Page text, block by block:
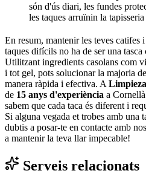
són d'ús diari, les fundes
les taques arruïnin la
En resum, mantenir les teves catifes
taques difícils no ha de ser una
Utilitzant ingredients casolans com
i tot gel, pots solucionar la majoria
manera ràpida i efectiva. A
de 15 anys d'experiència a
sabem que cada taca és diferent i
Si alguna vegada et trobes amb una
dubtis a posar-te en contacte amb
a mantenir la teva llar impecable!
Serveis relacionats